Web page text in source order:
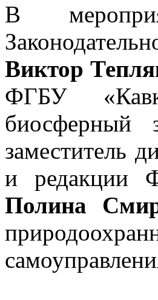
В
Виктор
ФГБУ
биосферный
заместитель
и редакции
Полина